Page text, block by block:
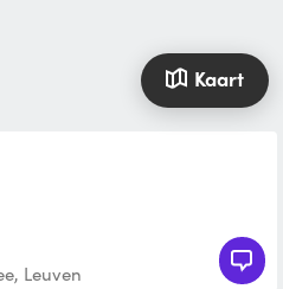
Kaart
Leuven